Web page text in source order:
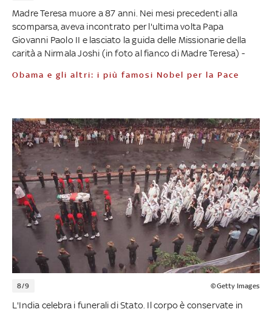
Madre Teresa muore a 87 anni. Nei mesi precedenti alla
scomparsa, aveva incontrato per l'ultima volta Papa
Giovanni Paolo II e lasciato la guida delle Missionarie della
carità a Nirmala Joshi (in foto al fianco di Madre Teresa) -
Obama e gli altri: i più famosi Nobel per la Pace
8/9 ©Getty Images
L'India celebra i funerali di Stato. Il corpo è conservate in